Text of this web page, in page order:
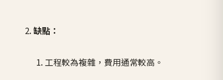
缺點：
工程較為複雜，費用通常較高。